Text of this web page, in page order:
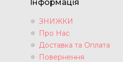
Інформація
ЗНИЖКИ
Про Нас
Доставка та Оплата
Повернення